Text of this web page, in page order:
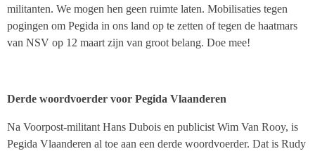
militanten. We mogen hen geen ruimte laten. Mobilisaties tegen
pogingen om Pegida in ons land op te zetten of tegen de haatmars
van NSV op 12 maart zijn van groot belang. Doe mee!
Derde woordvoerder voor Pegida Vlaanderen
Na Voorpost-militant Hans Dubois en publicist Wim Van Rooy, is
Pegida Vlaanderen al toe aan een derde woordvoerder. Dat is Rudy